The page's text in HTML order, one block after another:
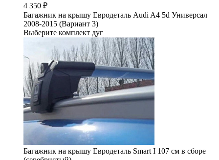
4 350 ₽
Багажник на крышу Евродеталь Audi A4 5d Универсал
2008-2015 (Вариант 3)
Выберите комплект дуг
Багажник на крышу Евродеталь Smart I 107 см в сборе